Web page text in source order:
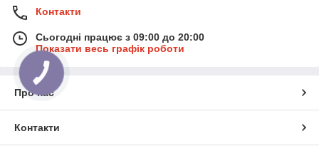
Контакти
Сьогодні працює з 09:00 до 20:00
Показати весь графік роботи
Про нас
Контакти
КНОПКА
ЗВ'ЯЗКУ